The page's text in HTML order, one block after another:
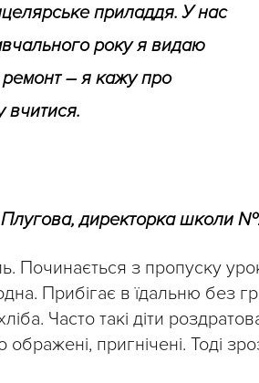
приладдя. У нас
року я видаю
– я кажу про
вчитися.
Плугова, директорка школи
Починається з пропуску
Прибігає в їдальню без
Часто такі діти
пригнічені. Тоді